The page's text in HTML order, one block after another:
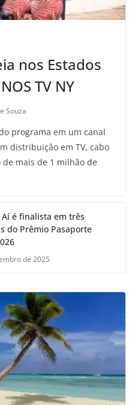
nos Estados
TV NY
Souza
programa em um canal
distribuição em TV, cabo
mais de 1 milhão de
é finalista em três
do Prêmio Pasaporte
de 2025